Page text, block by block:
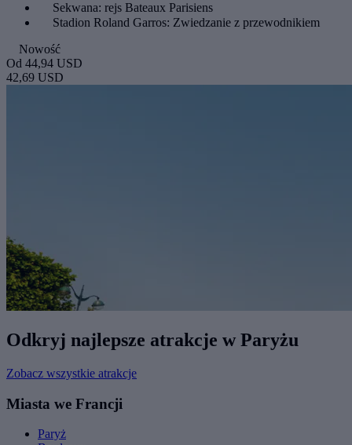
Sekwana: rejs Bateaux Parisiens
Stadion Roland Garros: Zwiedzanie z przewodnikiem
Nowość
Od 44,94 USD
42,69 USD
Odkryj najlepsze atrakcje w Paryżu
Zobacz wszystkie atrakcje
Miasta we Francji
Paryż